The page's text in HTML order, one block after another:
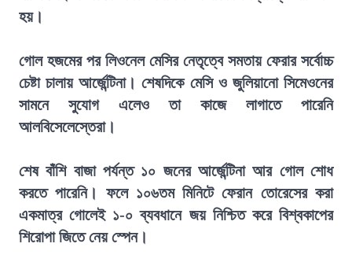
হয়।
গোল হজমের পর লিওনেল মেসির নেতৃত্বে সমতায় ফেরার সর্বোচ্চ
চেষ্টা চালায় আর্জেন্টিনা। শেষদিকে মেসি ও জুলিয়ানো সিমেওনের
সামনে সুযোগ এলেও তা কাজে লাগাতে পারেনি
আলবিসেলেস্তেরা।
শেষ বাঁশি বাজা পর্যন্ত ১০ জনের আর্জেন্টিনা আর গোল শোধ
করতে পারেনি। ফলে ১০৬তম মিনিটে ফেরান তোরেসের করা
একমাত্র গোলেই ১-০ ব্যবধানে জয় নিশ্চিত করে বিশ্বকাপের
শিরোপা জিতে নেয় স্পেন।